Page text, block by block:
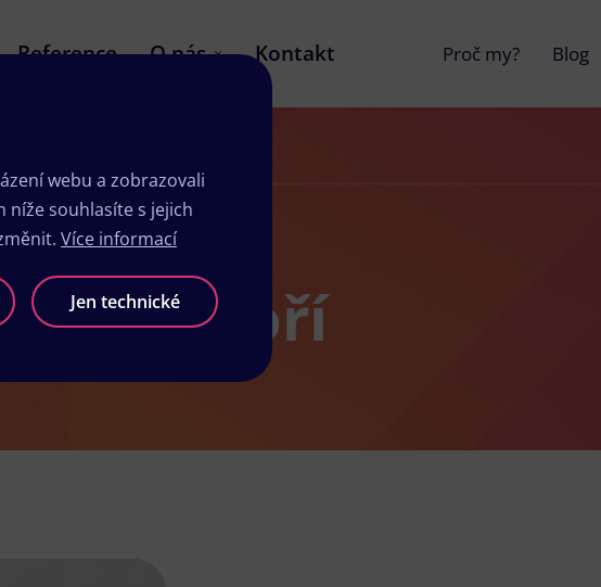
Reference O nás Kontakt Proč my? Blog
Meziboří
webu a zobrazovali
níže souhlasíte s jejich
Více informací
Jen technické